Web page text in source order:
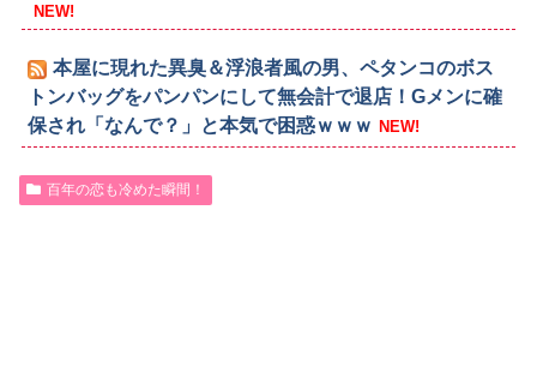
NEW!
本屋に現れた異臭＆浮浪者風の男、ペタンコのボス
トンバッグをパンパンにして無会計で退店！Gメンに確
保され「なんで？」と本気で困惑ｗｗｗ NEW!
百年の恋も冷めた瞬間！